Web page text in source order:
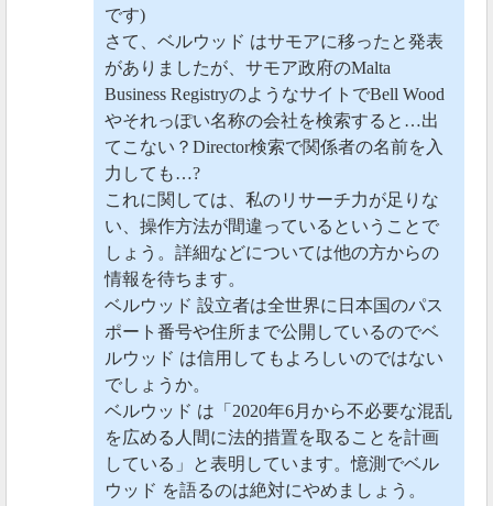
です)
さて、ベルウッド はサモアに移ったと発表
がありましたが、サモア政府のMalta
Business RegistryのようなサイトでBell Wood
やそれっぽい名称の会社を検索すると…出
てこない？Director検索で関係者の名前を入
力しても…?
これに関しては、私のリサーチ力が足りな
い、操作方法が間違っているということで
しょう。詳細などについては他の方からの
情報を待ちます。
ベルウッド 設立者は全世界に日本国のパス
ポート番号や住所まで公開しているのでベ
ルウッド は信用してもよろしいのではない
でしょうか。
ベルウッド は「2020年6月から不必要な混乱
を広める人間に法的措置を取ることを計画
している」と表明しています。憶測でベル
ウッド を語るのは絶対にやめましょう。